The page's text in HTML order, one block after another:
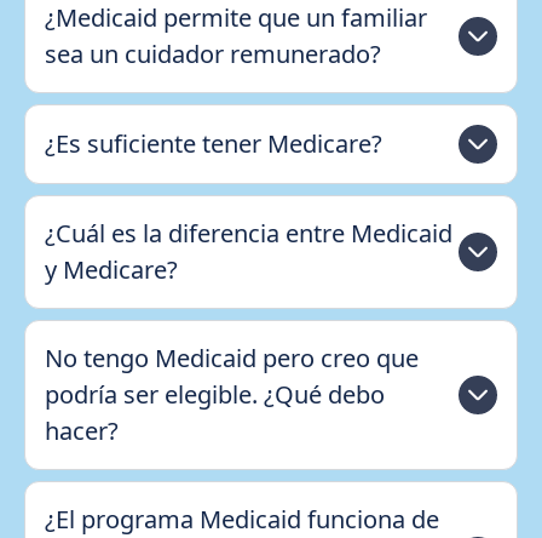
¿Medicaid permite que un familiar
sea un cuidador remunerado?
¿Es suficiente tener Medicare?
¿Cuál es la diferencia entre Medicaid
y Medicare?
No tengo Medicaid pero creo que
podría ser elegible. ¿Qué debo
hacer?
¿El programa Medicaid funciona de